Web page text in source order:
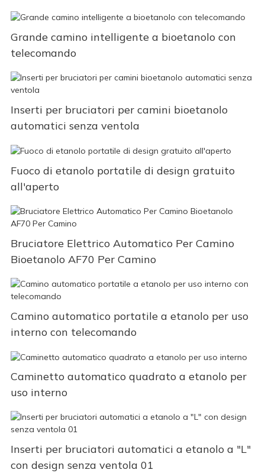
Grande camino intelligente a bioetanolo con
telecomando
Inserti per bruciatori per camini bioetanolo
automatici senza ventola
Fuoco di etanolo portatile di design gratuito
all'aperto
Bruciatore Elettrico Automatico Per Camino
Bioetanolo AF70 Per Camino
Camino automatico portatile a etanolo per uso
interno con telecomando
Caminetto automatico quadrato a etanolo per
uso interno
Inserti per bruciatori automatici a etanolo a "L"
con design senza ventola 01